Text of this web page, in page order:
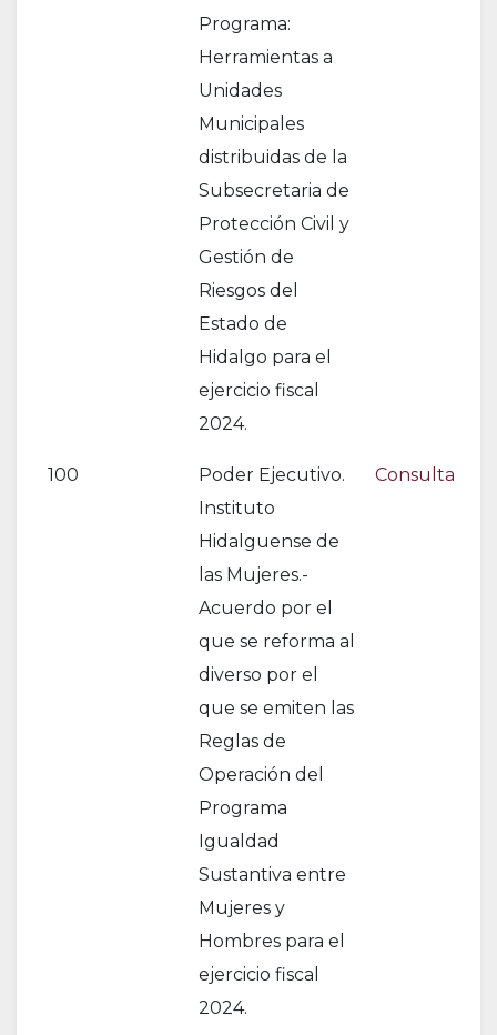
Programa:
Herramientas a
Unidades
Municipales
distribuidas de la
Subsecretaria de
Protección Civil y
Gestión de
Riesgos del
Estado de
Hidalgo para el
ejercicio fiscal
2024.
100
Poder Ejecutivo.
Instituto
Hidalguense de
las Mujeres.-
Acuerdo por el
que se reforma al
diverso por el
que se emiten las
Reglas de
Operación del
Programa
Igualdad
Sustantiva entre
Mujeres y
Hombres para el
ejercicio fiscal
2024.
Consulta